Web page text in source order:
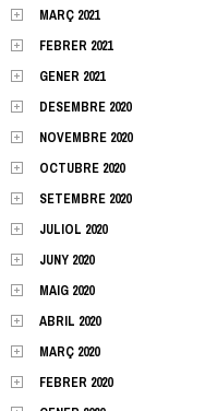
MARÇ 2021
FEBRER 2021
GENER 2021
DESEMBRE 2020
NOVEMBRE 2020
OCTUBRE 2020
SETEMBRE 2020
JULIOL 2020
JUNY 2020
MAIG 2020
ABRIL 2020
MARÇ 2020
FEBRER 2020